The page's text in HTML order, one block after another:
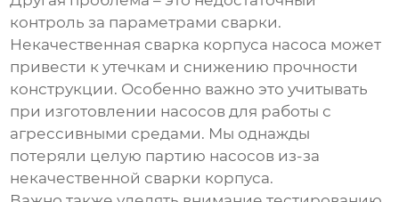
контроль за параметрами сварки.
Некачественная сварка корпуса насоса может
привести к утечкам и снижению прочности
конструкции. Особенно важно это учитывать
при изготовлении насосов для работы с
агрессивными средами. Мы однажды
потеряли целую партию насосов из-за
некачественной сварки корпуса.